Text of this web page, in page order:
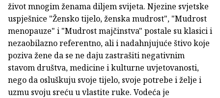
život mnogim ženama diljem svijeta. Njezine svjetske
uspješnice "Žensko tijelo, ženska mudrost", "Mudrost
menopauze" i "Mudrost majčinstva" postale su klasici i
nezaobilazno referentno, ali i nadahnjujuće štivo koje
poziva žene da se ne daju zastrašiti negativnim
stavom društva, medicine i kulturne uvjetovanosti,
nego da osluškuju svoje tijelo, svoje potrebe i želje i
uzmu svoju sreću u vlastite ruke. Vodeća je